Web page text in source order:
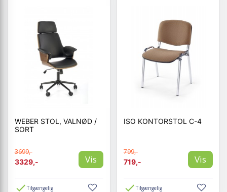
WEBER STOL, VALNØD /
SORT
3699,-
3329,-
Vis
Tilgængelig
ISO KONTORSTOL C-4
799,-
719,-
Vis
Tilgængelig